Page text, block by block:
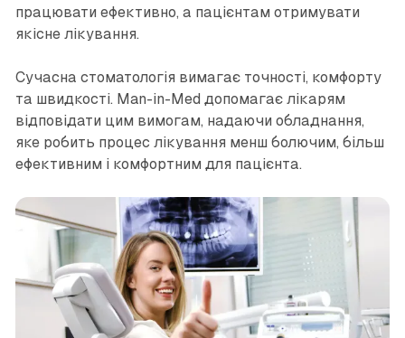
працювати ефективно, а пацієнтам отримувати
якісне лікування.
Сучасна стоматологія вимагає точності, комфорту
та швидкості. Man-in-Med допомагає лікарям
відповідати цим вимогам, надаючи обладнання,
яке робить процес лікування менш болючим, більш
ефективним і комфортним для пацієнта.